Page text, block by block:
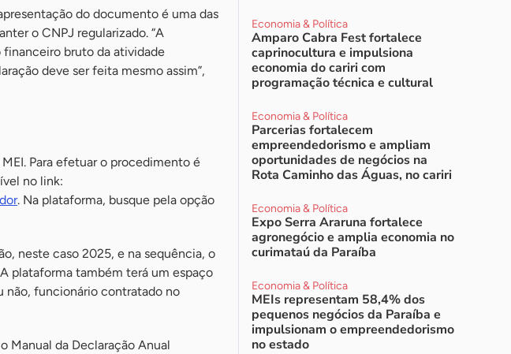
do documento é uma das
o CNPJ regularizado. “A
bruto da atividade
deve ser feita mesmo assim”,
Para efetuar o procedimento é
no link:
. Na plataforma, busque pela opção
neste caso 2025, e na sequência, o
plataforma também terá um espaço
não, funcionário contratado no
Manual da Declaração Anual
Economia & Política
Amparo Cabra Fest fortalece
caprinocultura e impulsiona
economia do cariri com
programação técnica e cultural
Economia & Política
Parcerias fortalecem
empreendedorismo e ampliam
oportunidades de negócios na
Rota Caminho das Águas, no cariri
Economia & Política
Expo Serra Araruna fortalece
agronegócio e amplia economia no
curimataú da Paraíba
Economia & Política
MEIs representam 58,4% dos
pequenos negócios da Paraíba e
impulsionam o empreendedorismo
no estado